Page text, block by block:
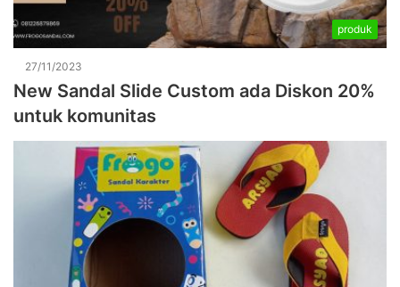
produk
27/11/2023
New Sandal Slide Custom ada Diskon 20%
untuk komunitas